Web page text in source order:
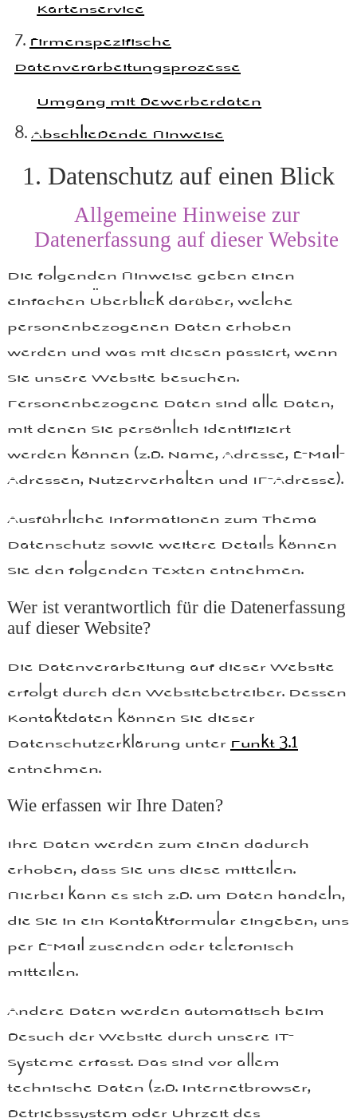
Firmenspezifische
Datenverarbeitungsprozesse
Umgang mit Bewerberdaten
Abschließende Hinweise
1. Datenschutz auf einen Blick
Allgemeine Hinweise zur
Datenerfassung auf dieser Website
Die folgenden Hinweise geben einen
einfachen Überblick darüber, welche
personenbezogenen Daten erhoben
werden und was mit diesen passiert, wenn
Sie unsere Website besuchen.
Personenbezogene Daten sind alle Daten,
mit denen Sie persönlich identifiziert
werden können (z.B. Name, Adresse, E-Mail-
Adressen, Nutzerverhalten und IP-Adresse).
Ausführliche Informationen zum Thema
Datenschutz sowie weitere Details können
Sie den folgenden Texten entnehmen.
Wer ist verantwortlich für die Datenerfassung
auf dieser Website?
Die Datenverarbeitung auf dieser Website
erfolgt durch den Websitebetreiber. Dessen
Kontaktdaten können Sie dieser
Datenschutzerklärung unterPunkt 3.1
entnehmen.
Wie erfassen wir Ihre Daten?
Ihre Daten werden zum einen dadurch
erhoben, dass Sie uns diese mitteilen.
Hierbei kann es sich z.B. um Daten handeln,
die Sie in ein Kontaktformular eingeben, uns
per E-Mail zusenden oder telefonisch
mitteilen.
Andere Daten werden automatisch beim
Besuch der Website durch unsere IT-
Systeme erfasst. Das sind vor allem
technische Daten (z.B. Internetbrowser,
Betriebssystem oder Uhrzeit des